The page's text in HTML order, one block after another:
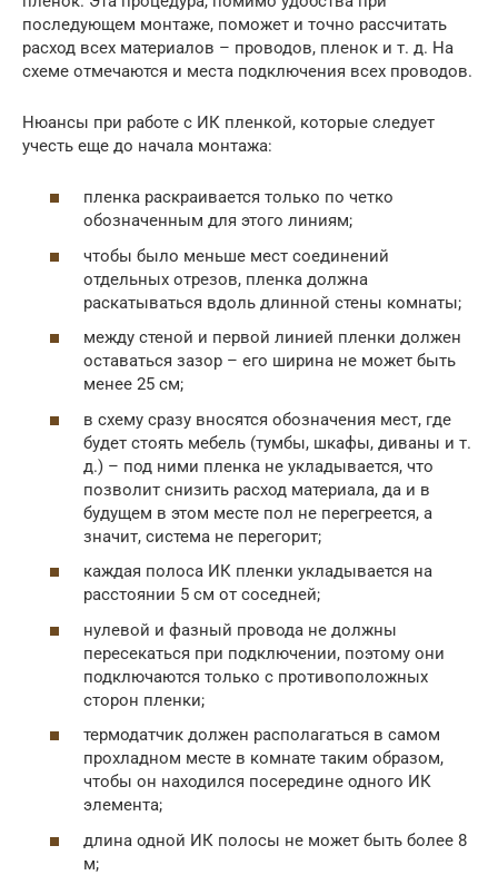
последующем монтаже, поможет и точно рассчитать
расход всех материалов – проводов, пленок и т. д. На
схеме отмечаются и места подключения всех проводов.
Нюансы при работе с ИК пленкой, которые следует
учесть еще до начала монтажа:
пленка раскраивается только по четко
обозначенным для этого линиям;
чтобы было меньше мест соединений
отдельных отрезов, пленка должна
раскатываться вдоль длинной стены комнаты;
между стеной и первой линией пленки должен
оставаться зазор – его ширина не может быть
менее 25 см;
в схему сразу вносятся обозначения мест, где
будет стоять мебель (тумбы, шкафы, диваны и т.
д.) – под ними пленка не укладывается, что
позволит снизить расход материала, да и в
будущем в этом месте пол не перегреется, а
значит, система не перегорит;
каждая полоса ИК пленки укладывается на
расстоянии 5 см от соседней;
нулевой и фазный провода не должны
пересекаться при подключении, поэтому они
подключаются только с противоположных
сторон пленки;
термодатчик должен располагаться в самом
прохладном месте в комнате таким образом,
чтобы он находился посередине одного ИК
элемента;
длина одной ИК полосы не может быть более 8
м;